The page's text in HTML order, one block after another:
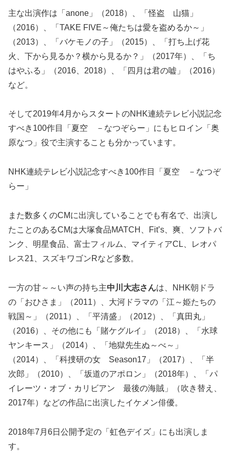
主な出演作は「anone」（2018）、「怪盗 山猫」
（2016）、「TAKE FIVE～俺たちは愛を盗めるか～」
（2013）、「バケモノの子」（2015）、「打ち上げ花
火、下から見るか？横から見るか？」（2017年）、「ち
はやふる」（2016、2018）、「四月は君の嘘」（2016）
など。
そして2019年4月からスタートのNHK連続テレビ小説記念
すべき100作目「夏空 －なつぞらー」にもヒロイン「奥
原なつ」役で主演することも分かっています。
NHK連続テレビ小説記念すべき100作目「夏空 －なつぞ
らー」
また数多くのCMに出演していることでも有名で、出演し
たことのあるCMは大塚食品MATCH、Fit’s、爽、ソフトバ
ンク、明星食品、富士フィルム、マイティアCL、レオパ
レス21、スズキワゴンRなど多数。
一方の甘～～い声の持ち主中川大志さんは、NHK朝ドラ
の「おひさま」（2011）、大河ドラマの「江～姫たちの
戦国～」（2011）、「平清盛」（2012）、「真田丸」
（2016）、その他にも「賭ケグルイ」（2018）、「水球
ヤンキース」（2014）、「地獄先生ぬ～べ～」
（2014）、「科捜研の女 Season17」（2017）、「半
次郎」（2010）、「坂道のアポロン」（2018年）、「パ
イレーツ・オブ・カリビアン 最後の海賊」（吹き替え、
2017年）などの作品に出演したイケメン俳優。
2018年7月6日公開予定の「虹色デイズ」にも出演しま
す。